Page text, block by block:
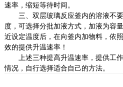
速率，缩短等待时间。
三、双层玻璃反应釜内的溶液不要
度，可选择分批加液方式，加液为容
近设定温度后，在向釜内加物料，依
效的提供升温速率！
上述三种提高升温速率，提供工作
情况，自行选择适合自己的方法。